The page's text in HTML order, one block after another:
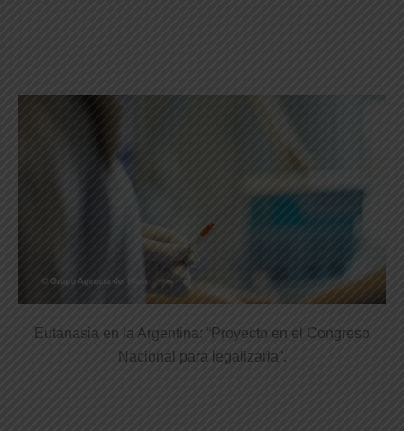
Eutanasia en la Argentina: “Proyecto en el Congreso
Nacional para legalizarla”.